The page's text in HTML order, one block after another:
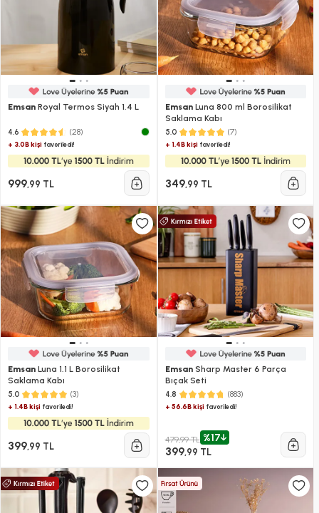
Emsan Royal Termos Siyah 1.4 L
4.6 (28)
+ 3.0B kişi favoriledi!
999,99 TL
EmsanLuna 800 ml Borosilikat
Saklama Kabı
5.0 (7)
+ 1.4B kişifavoriledi!
349,99 TL
Emsan Luna 1.1 L Borosilikat
Saklama Kabı
5.0 (3)
+ 1.4B kişi favoriledi!
399,99 TL
EmsanSharp Master 6 Parça
Bıçak Seti
4.8 (883)
+ 56.6B kişifavoriledi!
479,99 TL %17
399,99 TL